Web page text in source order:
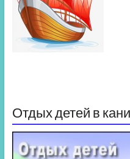
Отдых детей в